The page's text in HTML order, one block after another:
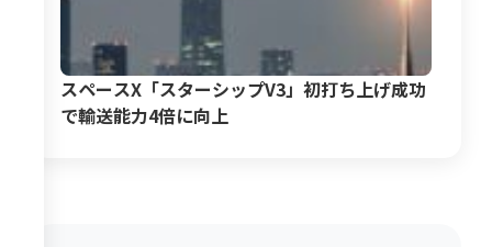
スペースX「スターシップV3」初打ち上げ成功
で輸送能力4倍に向上